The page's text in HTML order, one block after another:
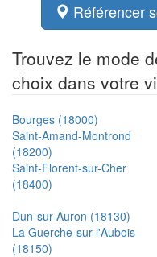
Référencer
Trouvez le mode
choix dans votre
Bourges (18000)
Saint-Amand-Montrond
(18200)
Saint-Florent-sur-Cher
(18400)
Dun-sur-Auron (18130)
La Guerche-sur-l'Aubois
(18150)